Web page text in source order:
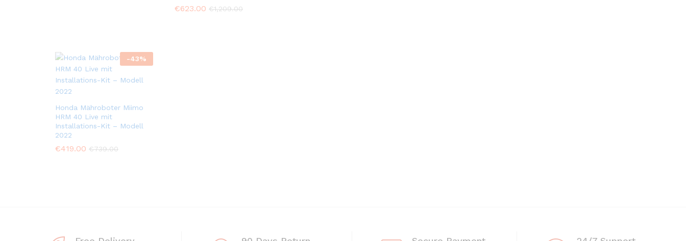
€623.00 €1,209.00
-43%
Honda Mähroboter Miimo
HRM 40 Live mit
Installations-Kit – Modell
2022
€419.00 €739.00